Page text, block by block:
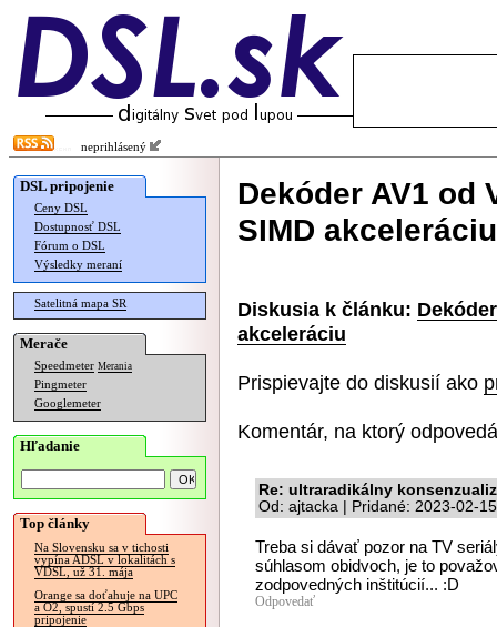
neprihlásený
DSL pripojenie
Ceny DSL
Dostupnosť DSL
Fórum o DSL
Výsledky meraní
Satelitná mapa SR
Merače
Speedmeter Merania
Pingmeter
Googlemeter
Hľadanie
Top články
Na Slovensku sa v tichosti
vypína ADSL v lokalitách s
VDSL, už 31. mája
Orange sa doťahuje na UPC
a O2, spustí 2.5 Gbps
pripojenie
Dekóder AV1 od
SIMD akceleráciu
Diskusia k článku:
akceleráciu
Prispievajte do diskusií ako
Komentár, na ktorý
Re: ultraradikálny
Od: ajtacka | Pridané: 2023-02-
Treba si dávať pozor na TV
súhlasom obidvoch, je to
zodpovedných inštitúcií... :D
Odpovedať